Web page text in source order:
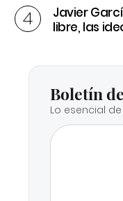
Javier
libre, las
Boletín
Lo esencial